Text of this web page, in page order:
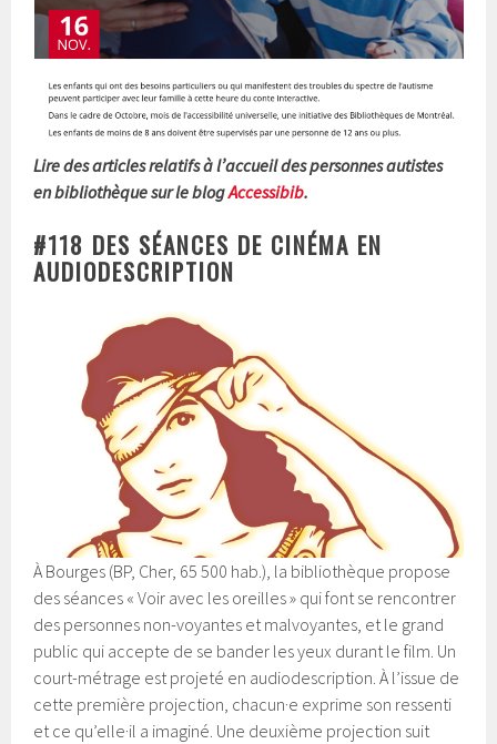
Lire des articles relatifs à l’accueil des personnes autistes
en bibliothèque sur le blogAccessibib.
#118 DES SÉANCES DE CINÉMA EN
AUDIODESCRIPTION
À Bourges (BP, Cher, 65 500 hab.), la bibliothèque propose
des séances « Voir avec les oreilles » qui font se rencontrer
des personnes non-voyantes et malvoyantes, et le grand
public qui accepte de se bander les yeux durant le film. Un
court-métrage est projeté en audiodescription. À l’issue de
cette première projection, chacun·e exprime son ressenti
et ce qu’elle·il a imaginé. Une deuxième projection suit